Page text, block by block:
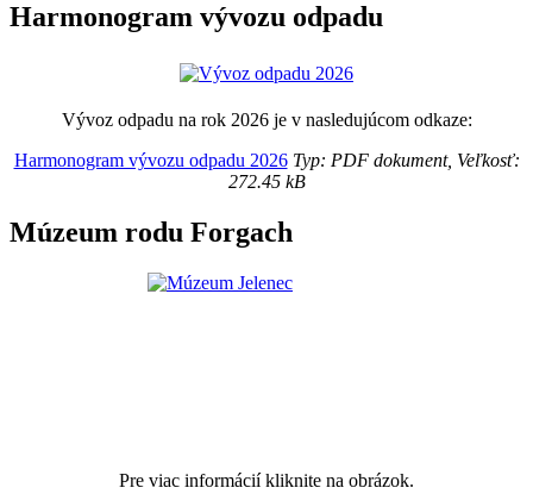
Harmonogram vývozu odpadu
Vývoz odpadu na rok 2026 je v nasledujúcom odkaze:
Harmonogram vývozu odpadu 2026Typ: PDF dokument, Veľkosť:
272.45 kB
Múzeum rodu Forgach
Pre viac informácií kliknite na obrázok.